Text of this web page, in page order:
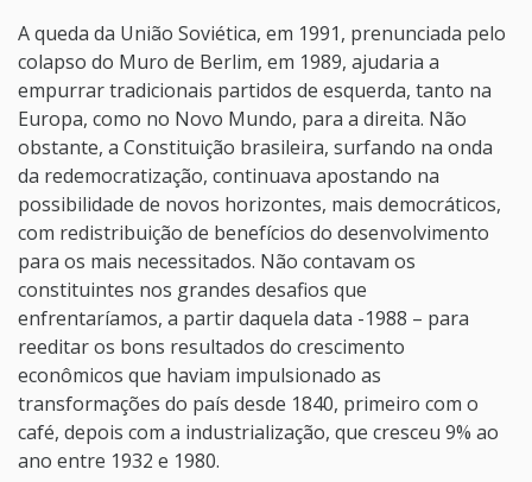
A queda da União Soviética, em 1991, prenunciada pelo
colapso do Muro de Berlim, em 1989, ajudaria a
empurrar tradicionais partidos de esquerda, tanto na
Europa, como no Novo Mundo, para a direita. Não
obstante, a Constituição brasileira, surfando na onda
da redemocratização, continuava apostando na
possibilidade de novos horizontes, mais democráticos,
com redistribuição de benefícios do desenvolvimento
para os mais necessitados. Não contavam os
constituintes nos grandes desafios que
enfrentaríamos, a partir daquela data -1988 – para
reeditar os bons resultados do crescimento
econômicos que haviam impulsionado as
transformações do país desde 1840, primeiro com o
café, depois com a industrialização, que cresceu 9% ao
ano entre 1932 e 1980.